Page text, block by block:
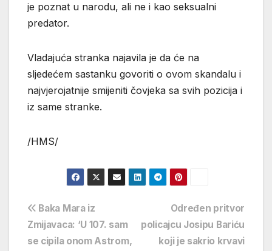
je poznat u narodu, ali ne i kao seksualni
predator.
Vladajuća stranka najavila je da će na
sljedećem sastanku govoriti o ovom skandalu i
najvjerojatnije smijeniti čovjeka sa svih pozicija i
iz same stranke.
/HMS/
Navigacija
objava
Određen pritvor
policajcu Josipu Bariću
koji je sakrio krvavi
Baka Mara iz
Zmijavaca: ‘U 107. sam
se cipila onom Astrom,